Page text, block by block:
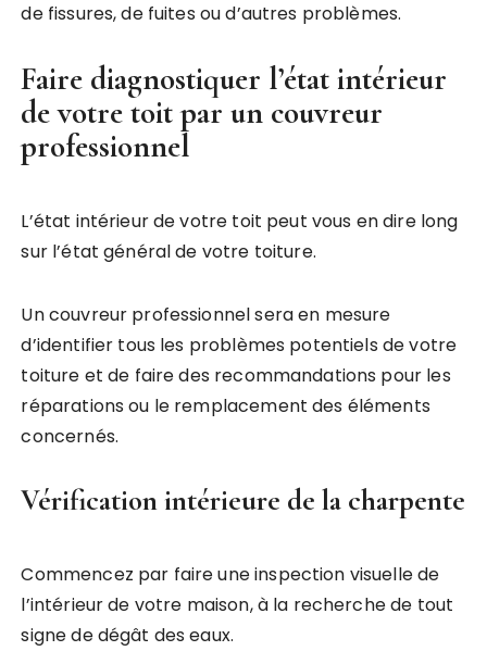
de fissures, de fuites ou d’autres problèmes.
Faire diagnostiquer l’état intérieur
de votre toit par un couvreur
professionnel
L’état intérieur de votre toit peut vous en dire long
sur l’état général de votre toiture.
Un couvreur professionnel sera en mesure
d’identifier tous les problèmes potentiels de votre
toiture et de faire des recommandations pour les
réparations ou le remplacement des éléments
concernés.
Vérification intérieure de la charpente
Commencez par faire une inspection visuelle de
l’intérieur de votre maison, à la recherche de tout
signe de dégât des eaux.